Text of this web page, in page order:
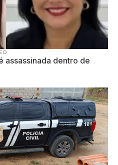
assassinada dentro de